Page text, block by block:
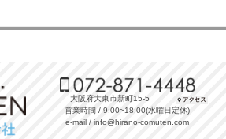
大阪府大東市新町15-5
営業時間 / 9:00~18:00(水曜日定休)
e-mail / info@hirano-comuten.com